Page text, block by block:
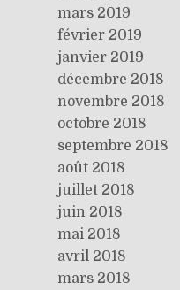
mars 2019
février 2019
janvier 2019
décembre 2018
novembre 2018
octobre 2018
septembre 2018
août 2018
juillet 2018
juin 2018
mai 2018
avril 2018
mars 2018